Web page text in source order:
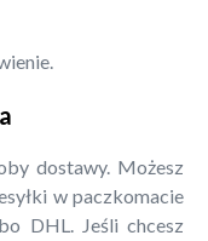
dostawy. Możesz
w paczkomacie
DHL. Jeśli chcesz